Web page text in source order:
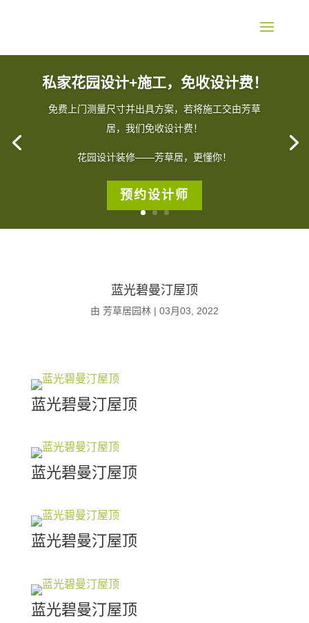
私家花园设计+施工，免收设计费！
免费上门测量尺寸并出具方案，若将施工交由芳草
居，我们免收设计费！
花园设计装修——芳草居，更懂你！
预约设计师
蓝光碧曼汀屋顶
由 芳草居园林| 03月03, 2022
蓝光碧曼汀屋顶
蓝光碧曼汀屋顶
蓝光碧曼汀屋顶
蓝光碧曼汀屋顶